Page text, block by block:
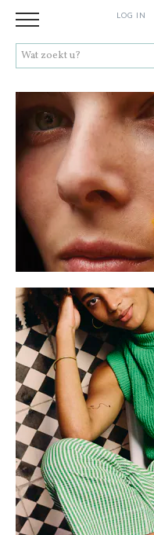
LOG IN
Kleding
Schoenen
Accessoires
Cadeaus
Merken
Contact
Stores
Cadeaubon
Outlet